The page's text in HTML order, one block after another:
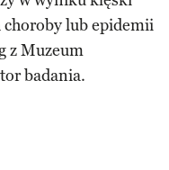
choroby lub epidemii
z Muzeum
badania.